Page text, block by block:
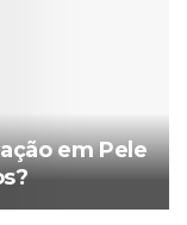
em Pele